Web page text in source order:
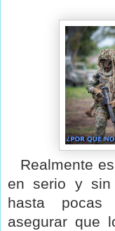
Realmente
en serio y sin
hasta
asegurar que